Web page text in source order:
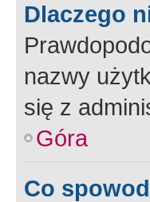
Dlaczego
nazwy
się z
Góra
Co